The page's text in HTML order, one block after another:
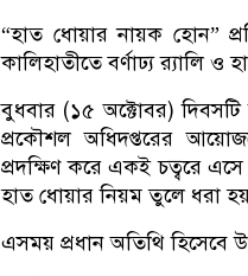
“হাত ধোয়ার নায়ক হোন”
কালিহাতীতে বর্ণাঢ্য র‌্যালি ও
বুধবার (১৫ অক্টোবর)
প্রকৌশল অধিদপ্তরের
প্রদক্ষিণ করে একই চত্বরে এসে
হাত ধোয়ার নিয়ম তুলে ধরা
এসময় প্রধান অতিথি হিসেবে